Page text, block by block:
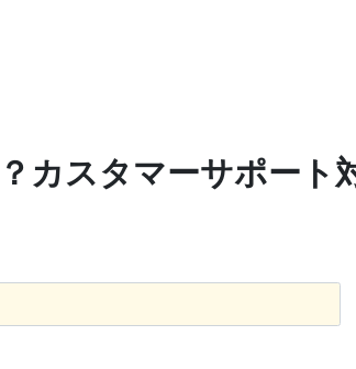
カスタマーサポート